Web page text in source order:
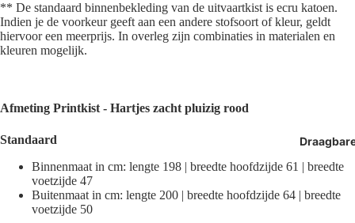
** De standaard binnenbekleding van de uitvaartkist is ecru katoen.
Indien je de voorkeur geeft aan een andere stofsoort of kleur, geldt
hiervoor een meerprijs. In overleg zijn combinaties in materialen en
kleuren mogelijk.
Afmeting Printkist - Hartjes zacht pluizig rood
Standaard
Binnenmaat in cm: lengte 198 | breedte hoofdzijde 61 | breedte
voetzijde 47
Buitenmaat in cm: lengte 200 | breedte hoofdzijde 64 | breedte
voetzijde 50